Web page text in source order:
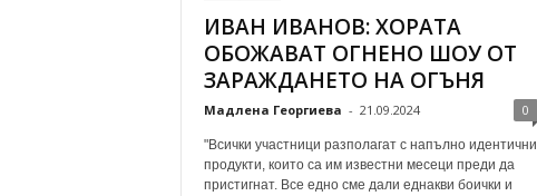
ИВАН ИВАНОВ: ХОРАТА
ОБОЖАВАТ ОГНЕНО ШОУ ОТ
ЗАРАЖДАНЕТО НА ОГЪНЯ
Мадлена Георгиева - 21.09.2024 0
"Всички участници разполагат с напълно идентични
продукти, които са им известни месеци преди да
пристигнат. Все едно сме дали еднакви боички и